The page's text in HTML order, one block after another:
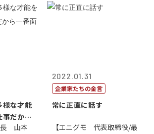
様な才能
事だから
長 山本
2022.01.31
企業家たちの金言
常に正直に話す
【エニグモ 代表取締役/最